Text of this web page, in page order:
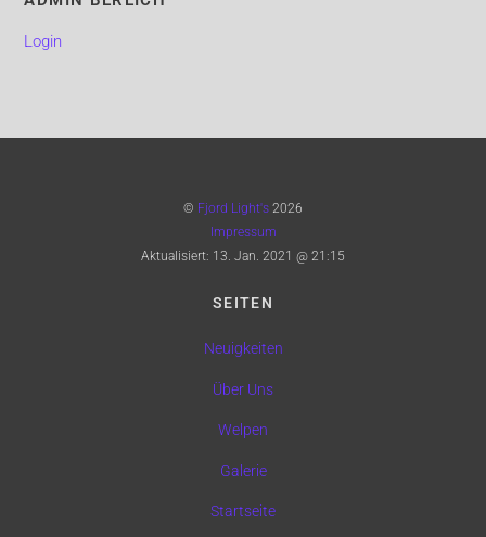
Login
© Fjord Light's 2026
Impressum
Aktualisiert: 13. Jan. 2021 @ 21:15
SEITEN
Neuigkeiten
Über Uns
Welpen
Galerie
Startseite